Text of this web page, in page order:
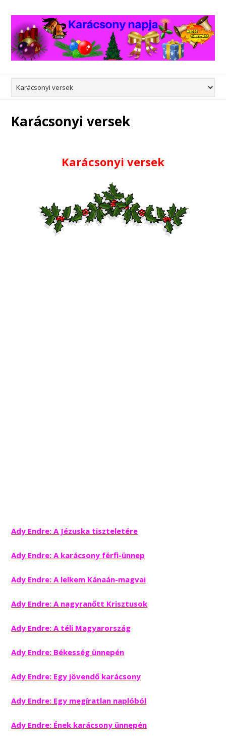
Karácsonyi versek
Karácsonyi versek
Ady Endre: A Jézuska tiszteletére
Ady Endre: A karácsony férfi-ünnep
Ady Endre: A lelkem Kánaán-magvai
Ady Endre: A nagyranőtt Krisztusok
Ady Endre: A téli Magyarország
Ady Endre: Békesség ünnepén
Ady Endre: Egy jövendő karácsony
Ady Endre: Egy megíratlan naplóból
Ady Endre: Ének karácsony ünnepén